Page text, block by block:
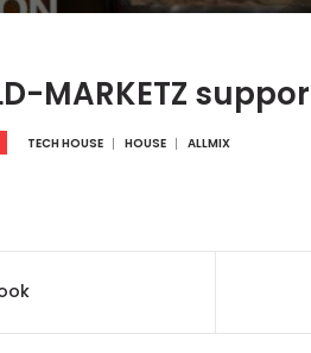
MARKETZ
TECH HOUSE HOUSE ALLMIX